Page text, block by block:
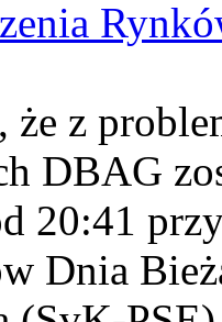
że z
DBAG
20:41
Dnia